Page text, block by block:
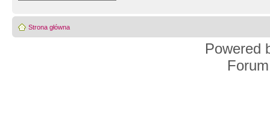
Strona główna
Powered